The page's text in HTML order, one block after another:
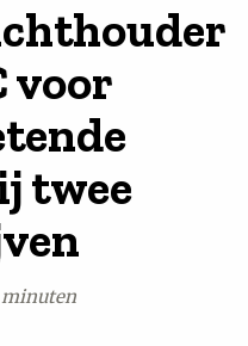
voor
twee
minuten